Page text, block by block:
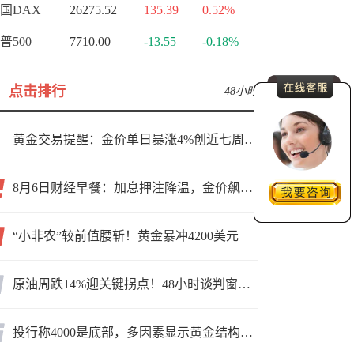
DAX 26275.52 135.39 0.52%
500 7710.00 -13.55 -0.18%
点击排行 48小时
黄金交易提醒：金价单日暴涨4%创近七周新高，加息预期降温叠加霍尔木兹“暂停信号”，牛市重启了？
8月6日财经早餐：加息押注降温，金价飙升至近两个月高位，地缘缓和预期，美油75关口拉锯
“小非农”较前值腰斩！黄金暴冲4200美元
原油周跌14%迎关键拐点！48小时谈判窗口，暗藏行情变数
投行称4000是底部，多因素显示黄金结构性机会显现